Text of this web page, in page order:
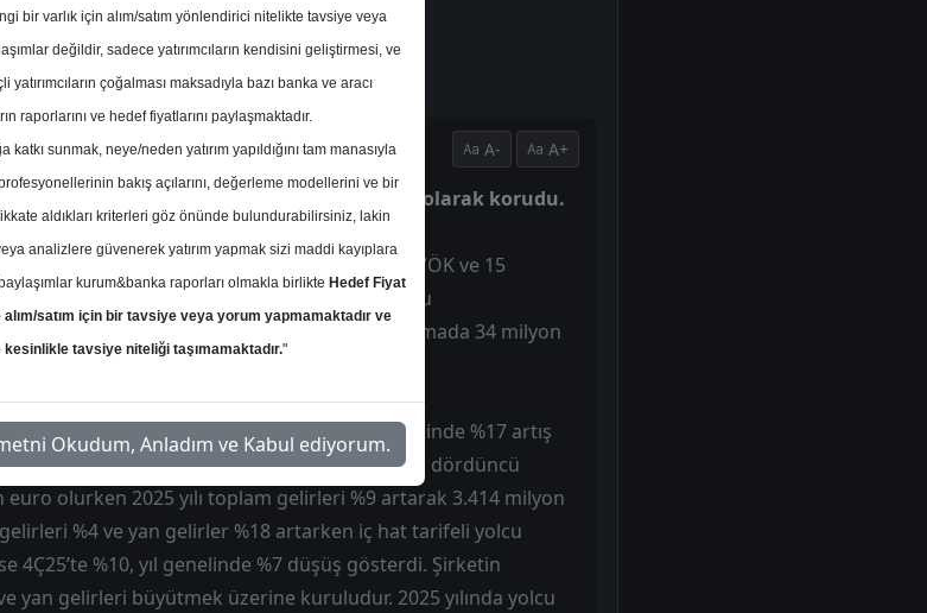
A- A+
305.5 TL olarak korudu, tavsiyesini AL olarak korudu.
814 milyon euro gelir, 148 milyon euro FAVÖK ve 15
operasyonel göstergeler beklentilerle uyumlu
üzerinde geldi. Net kârdaki pozitif sapmada 34 milyon
dördüncü çeyrekte %20, 2025 yılı genelinde %17 artış
%19, yıl genelinde %15 arttı. Satış gelirleri dördüncü
euro olurken 2025 yılı toplam gelirleri %9 artarak 3.414 milyon
%4 ve yan gelirler %18 artarken iç hat tarifeli yolcu
4Ç25’te %10, yıl genelinde %7 düşüş gösterdi. Şirketin
yan gelirleri büyütmek üzerine kuruludur. 2025 yılında yolcu
bir varlık için alım/satım yönlendirici nitelikte tavsiye veya
değildir, sadece yatırımcıların kendisini geliştirmesi, ve
çoğalması maksadıyla bazı banka ve aracı
raporlarını ve hedef fiyatlarını paylaşmaktadır.
katkı sunmak, neye/neden yatırım yapıldığını tam manasıyla
bakış açılarını, değerleme modellerini ve bir
aldıkları kriterleri göz önünde bulundurabilirsiniz, lakin
analizlere güvenerek yatırım yapmak sizi maddi kayıplara
kurum&banka raporları olmakla birlikte Hedef Fiyat
satım için bir tavsiye veya yorum yapmamaktadır ve
kesinlikle tavsiye niteliği taşımamaktadır."
Beyan edilen metni Okudum, Anladım ve Kabul ediyorum.